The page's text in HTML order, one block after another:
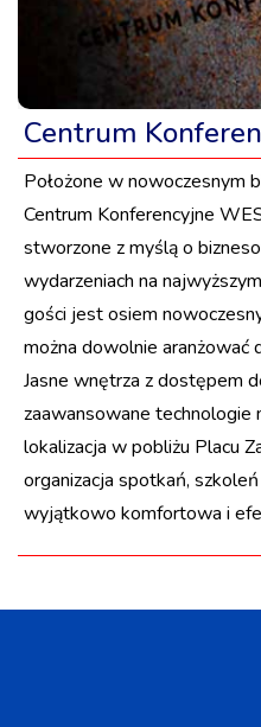
Centrum
Położone w nowoczesnym
Centrum Konferencyjne
stworzone z myślą o
wydarzeniach na
gości jest osiem
można dowolnie aranżować
Jasne wnętrza z dostępem
zaawansowane technologie
lokalizacja w pobliżu Placu
organizacja spotkań,
wyjątkowo komfortowa i